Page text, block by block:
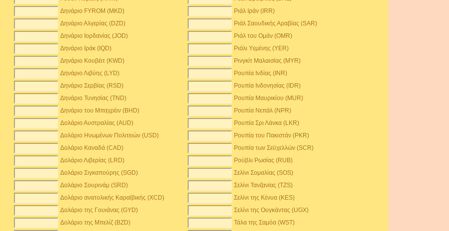
Δηνάριο FYROM (MKD)
Ριάλ Ιράν (IRR)
Δηνάριο Αλγερίας (DZD)
Ριάλ Σαουδικής Αραβίας (SAR)
Δηνάριο Ιορδανίας (JOD)
Ριάλ του Ομάν (OMR)
Δηνάριο Ιράκ (IQD)
Ριάλι Υεμένης (YER)
Δηνάριο Κουβέιτ (KWD)
Ρινγκίτ Μαλαισίας (MYR)
Δηνάριο Λιβύης (LYD)
Ρουπία Ινδίας (INR)
Δηνάριο Σερβίας (RSD)
Ρουπία Ινδονησίας (IDR)
Δηνάριο Τυνησίας (TND)
Ρουπία Μαυρικίου (MUR)
Δηνάριο του Μπαχρέιν (BHD)
Ρουπία Νεπάλ (NPR)
Δολάριο Αυστραλίας (AUD)
Ρουπία Σρι Λάνκα (LKR)
Δολάριο Ηνωμένων Πολιτειών (USD)
Ρουπία του Πακιστάν (PKR)
Δολάριο Καναδά (CAD)
Ρουπία των Σεϋχελλών (SCR)
Δολάριο Λιβερίας (LRD)
Ρούβλι Ρωσίας (RUB)
Δολάριο Σιγκαπούρης (SGD)
Σελίνι Σομαλίας (SOS)
Δολάριο Σουρινάμ (SRD)
Σελίνι Τανζανίας (TZS)
Δολάριο ανατολικής Καραϊβικής (XCD)
Σελίνι της Κένυα (KES)
Δολάριο της Γουιάνας (GYD)
Σελίνι της Ουγκάντας (UGX)
Δολάριο της Μπελίζ (BZD)
Τάλα της Σαμόα (WST)